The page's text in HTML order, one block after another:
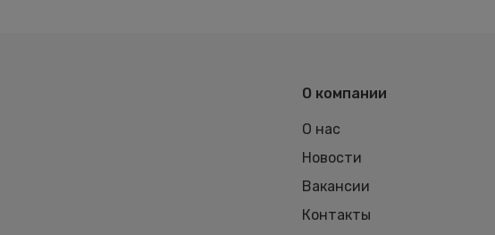
О компании
О нас
Новости
Вакансии
Контакты